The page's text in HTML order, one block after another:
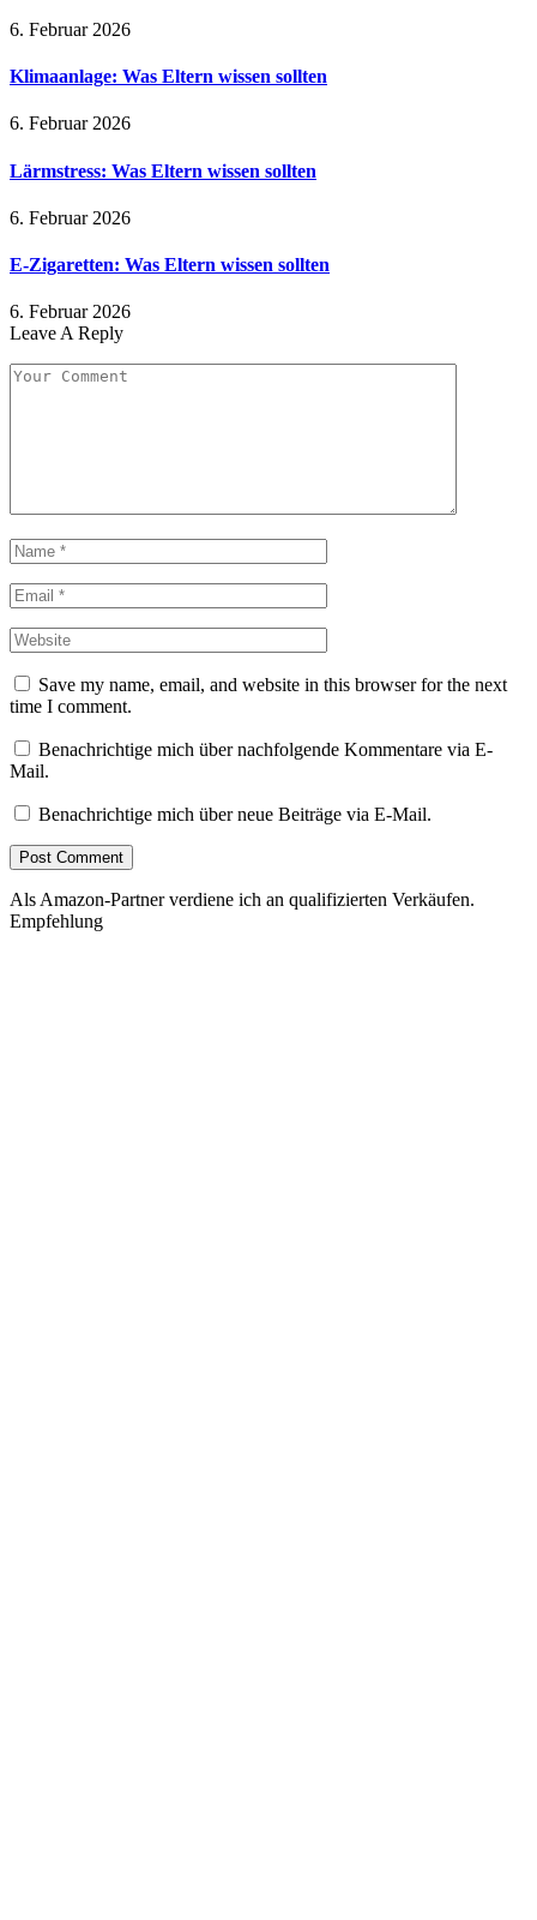
6. Februar 2026
Klimaanlage: Was Eltern wissen sollten
6. Februar 2026
Lärmstress: Was Eltern wissen sollten
6. Februar 2026
E-Zigaretten: Was Eltern wissen sollten
6. Februar 2026
Leave A Reply
Save my name, email, and website in this browser for the next
time I comment.
Benachrichtige mich über nachfolgende Kommentare via E-
Mail.
Benachrichtige mich über neue Beiträge via E-Mail.
Als Amazon-Partner verdiene ich an qualifizierten Verkäufen.
Empfehlung